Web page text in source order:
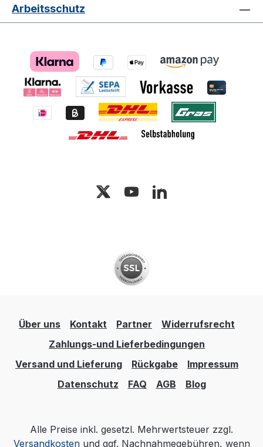
Arbeitsschutz
Über uns Kontakt Partner
Widerrufsrecht
Zahlungs-und Lieferbedingungen
Versand und Lieferung
Rückgabe
Impressum
Datenschutz
FAQ AGB Blog
Alle Preise inkl. gesetzl. Mehrwertsteuer zzgl.
Versandkostenund ggf. Nachnahmegebühren, wenn